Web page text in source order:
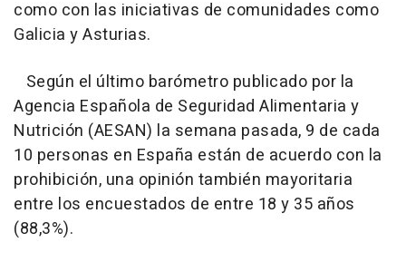
como con las iniciativas de comunidades como
Galicia y Asturias.
Según el último barómetro publicado por la
Agencia Española de Seguridad Alimentaria y
Nutrición (AESAN) la semana pasada, 9 de cada
10 personas en España están de acuerdo con la
prohibición, una opinión también mayoritaria
entre los encuestados de entre 18 y 35 años
(88,3%).